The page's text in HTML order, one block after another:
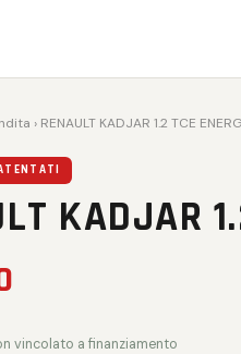
› RENAULT KADJAR 1.2 TCE
KADJAR
vincolato a finanziamento